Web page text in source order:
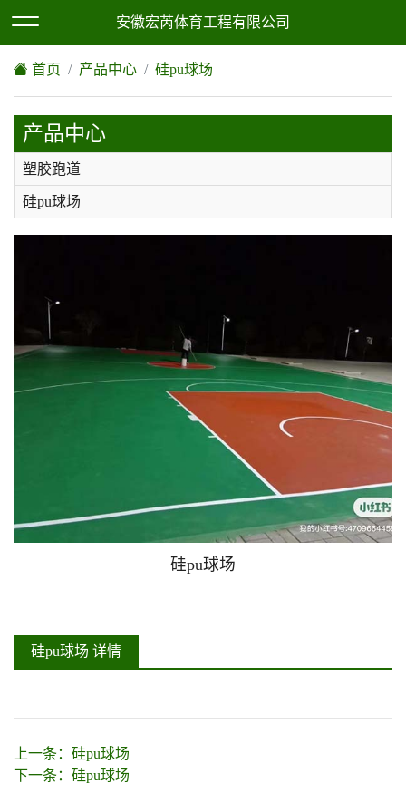
欢迎访问安徽宏芮体育工程有限公司网站！
安徽宏芮体育工程有限公司
首页 产品中心 硅pu球场
产品中心
塑胶跑道
硅pu球场
epdm塑胶地坪
环氧地坪
丙烯酸
pvc塑胶地板，地胶
硅pu球场
硅pu球场 详情
上一条： 硅pu球场
下一条： 硅pu球场